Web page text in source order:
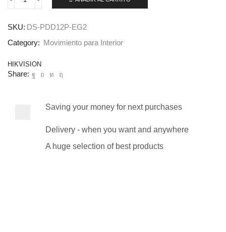
SKU: DS-PDD12P-EG2
Category:
Movimiento para Interior
HIKVISION
Share:
Saving your money for next purchases
Delivery - when you want and anywhere
A huge selection of best products